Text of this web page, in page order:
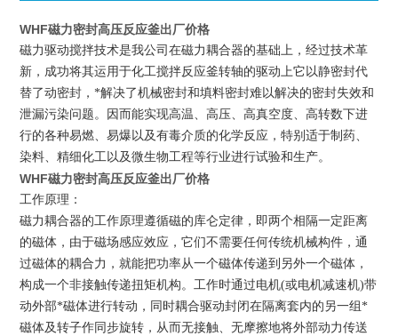
WHF磁力密封高压反应釜出厂价格
磁力驱动搅拌技术是我公司在磁力耦合器的基础上，经过技术革
新，成功将其运用于化工搅拌反应釜转轴的驱动上它以静密封代
替了动密封，*解决了机械密封和填料密封难以解决的密封失效和
泄漏污染问题。因而能实现高温、高压、高真空度、高转数下进
行的各种易燃、易爆以及有毒介质的化学反应，特别适于制药、
染料、精细化工以及微生物工程等行业进行试验和生产。
WHF磁力密封高压反应釜出厂价格
工作原理：
磁力耦合器的工作原理遵循磁的库仑定律，即两个相隔一定距离
的磁体，由于磁场感应效应，它们不需要任何传统机械构件，通
过磁体的耦合力，就能把功率从一个磁体传递到另外一个磁体，
构成一个非接触传递扭矩机构。工作时通过电机(或电机减速机)带
动外部*磁体进行转动，同时耦合驱动封闭在隔离套内的另一组*
磁体及转子作同步旋转，从而无接触、无摩擦地将外部动力传送